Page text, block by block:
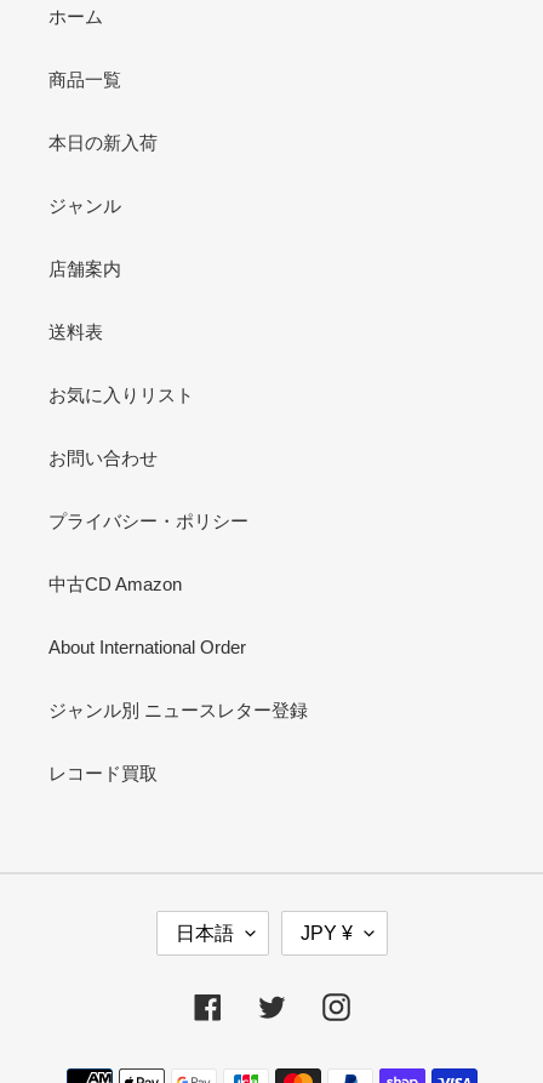
ホーム
商品一覧
本日の新入荷
ジャンル
店舗案内
送料表
お気に入りリスト
お問い合わせ
プライバシー・ポリシー
中古CD Amazon
About International Order
ジャンル別 ニュースレター登録
レコード買取
言
語
日本語
通
貨
JPY ¥
FacebookTwitter Instagram
決